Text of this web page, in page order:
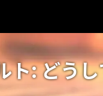
ト: どう